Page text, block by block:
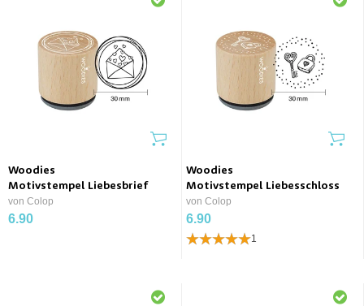
Woodies
Motivstempel Liebesbrief
von Colop
6.90
Woodies
Motivstempel Liebesschloss
von Colop
6.90
1